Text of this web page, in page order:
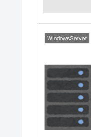
WindowsServer